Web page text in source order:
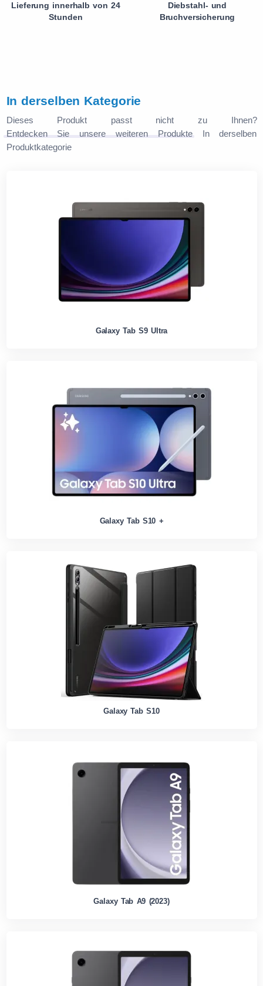
Lieferung innerhalb von 24
Stunden
Diebstahl- und
Bruchversicherung
In derselben Kategorie
Dieses Produkt passt nicht zu Ihnen?
Entdecken Sie unsere weiteren ProdukteIn derselben
Produktkategorie
Galaxy Tab S9 Ultra
Galaxy Tab S10 +
Galaxy Tab S10
Galaxy Tab A9 (2023)